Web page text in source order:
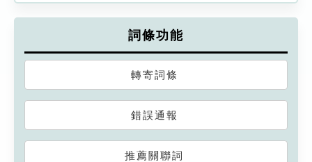
詞條功能
轉寄詞條
錯誤通報
推薦關聯詞